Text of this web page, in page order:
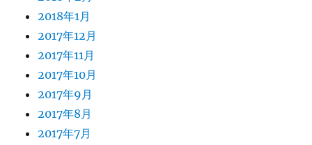
2018年1月
2017年12月
2017年11月
2017年10月
2017年9月
2017年8月
2017年7月